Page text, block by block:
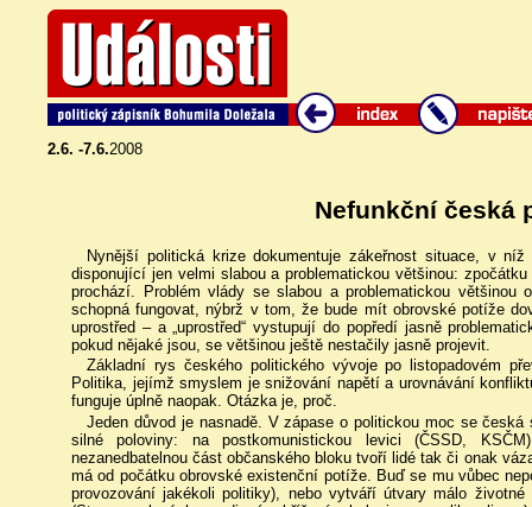
2.6. -7.6.2008
Nefunkční česká
Nynější politická krize dokumentuje zákeřnost situace, v
disponující jen velmi slabou a problematickou většinou:
prochází. Problém vlády se slabou a problematickou
schopná fungovat, nýbrž v tom, že bude mít obrovské potíže
uprostřed – a „uprostřed“ vystupují do popředí jasně
pokud nějaké jsou, se většinou ještě nestačily jasně projevit.
Základní rys českého politického vývoje po listopadovém
Politika, jejímž smyslem je snižování napětí a urovnávání
funguje úplně naopak. Otázka je, proč.
Jeden důvod je nasnadě. V zápase o politickou moc se
silné poloviny: na postkomunistickou levici (ČSSD,
nezanedbatelnou část občanského bloku tvoří lidé tak či onak
má od počátku obrovské existenční potíže. Buď se mu vůbec
provozování jakékoli politiky), nebo vytváří útvary málo